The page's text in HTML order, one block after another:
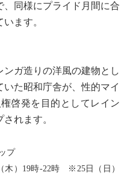
、同様にプライド月間に合
ます。
ガ造りの洋風の建物とし
た昭和庁舎が、性的マイ
啓発を目的としてレイン
れます。
プ
木）19時-22時 ※25日（日）